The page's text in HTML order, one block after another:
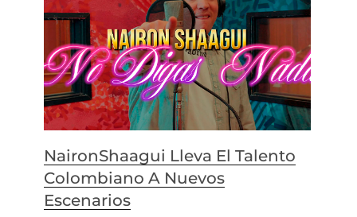
NaironShaagui Lleva El Talento
Colombiano A Nuevos
Escenarios